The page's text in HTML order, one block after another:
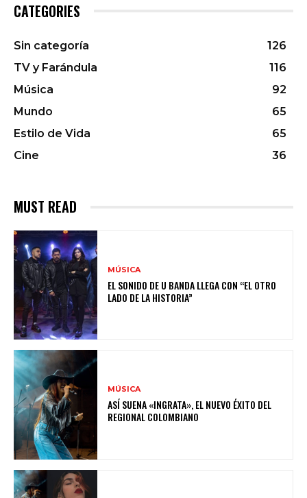
CATEGORIES
Sin categoría
126
TV y Farándula
116
Música
92
Mundo
65
Estilo de Vida
65
Cine
36
MUST READ
MÚSICA
EL SONIDO DE U BANDA LLEGA CON “EL OTRO
LADO DE LA HISTORIA”
MÚSICA
ASÍ SUENA «INGRATA», EL NUEVO ÉXITO DEL
REGIONAL COLOMBIANO